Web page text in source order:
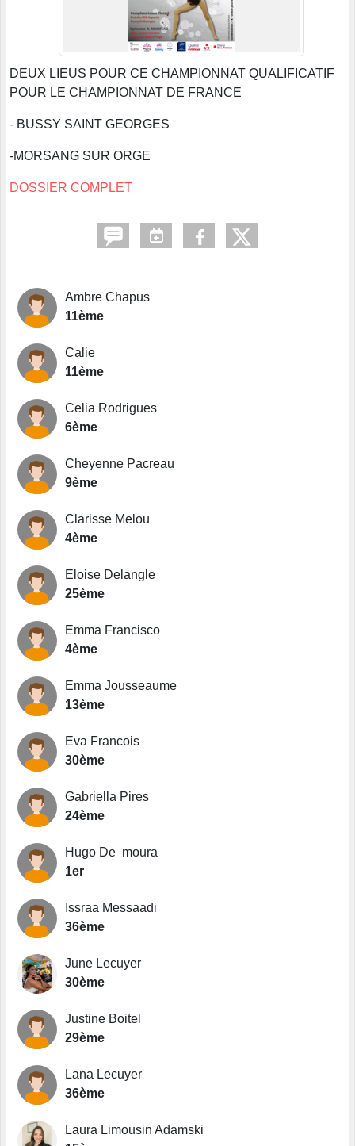
DEUX LIEUS POUR CE CHAMPIONNAT QUALIFICATIF
POUR LE CHAMPIONNAT DE FRANCE
- BUSSY SAINT GEORGES
-MORSANG SUR ORGE
DOSSIER COMPLET
Ambre Chapus
11ème
Calie
11ème
Celia Rodrigues
6ème
Cheyenne Pacreau
9ème
Clarisse Melou
4ème
Eloise Delangle
25ème
Emma Francisco
4ème
Emma Jousseaume
13ème
Eva Francois
30ème
Gabriella Pires
24ème
Hugo De moura
1er
Issraa Messaadi
36ème
June Lecuyer
30ème
Justine Boitel
29ème
Lana Lecuyer
36ème
Laura Limousin Adamski